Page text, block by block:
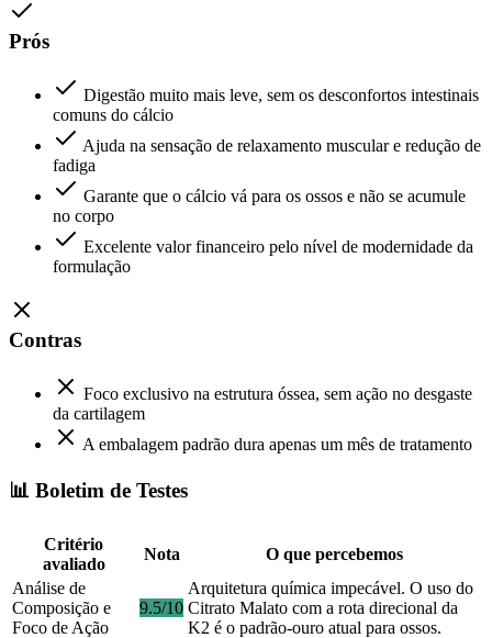
Prós
Digestão muito mais leve, sem os desconfortos intestinais
comuns do cálcio
Ajuda na sensação de relaxamento muscular e redução de
fadiga
Garante que o cálcio vá para os ossos e não se acumule
no corpo
Excelente valor financeiro pelo nível de modernidade da
formulação
Contras
Foco exclusivo na estrutura óssea, sem ação no desgaste
da cartilagem
A embalagem padrão dura apenas um mês de tratamento
📊 Boletim de Testes
Critério
avaliado
Nota
O que percebemos
Análise de
Composição e
Foco de Ação
9.5/10
Arquitetura química impecável. O uso do
Citrato Malato com a rota direcional da
K2 é o padrão-ouro atual para ossos.